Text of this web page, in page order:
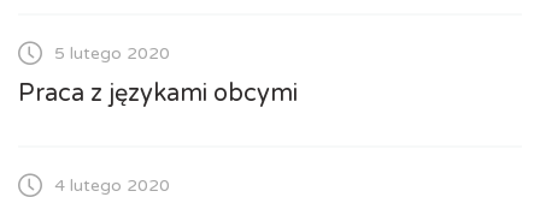
5 lutego 2020
Praca z językami obcymi
4 lutego 2020